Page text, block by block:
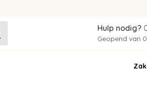
Hulp nodig?
Geopend van